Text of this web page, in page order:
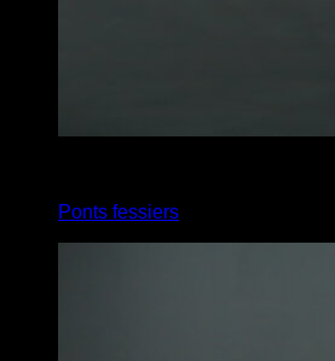
Ponts fessiers